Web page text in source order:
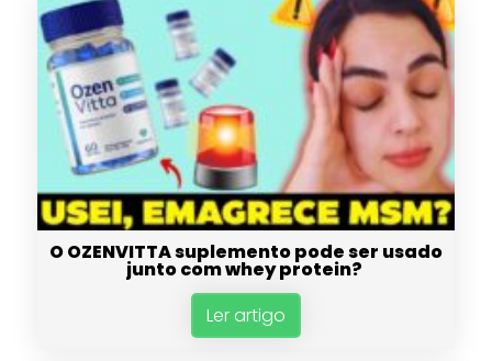
O OZENVITTA suplemento pode ser usado
junto com whey protein?
Ler artigo